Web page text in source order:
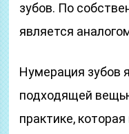
зубов. По
является
Нумерация зубов
подходящей
практике,